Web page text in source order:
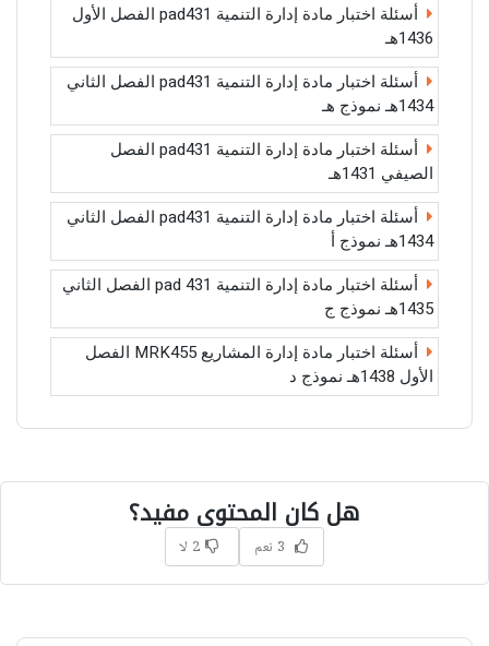
أسئلة اختبار مادة إدارة التنمية pad431 الفصل الأول
1436هـ
أسئلة اختبار مادة إدارة التنمية pad431 الفصل الثاني
1434هـ نموذج هـ
أسئلة اختبار مادة إدارة التنمية pad431 الفصل
الصيفي 1431هـ
أسئلة اختبار مادة إدارة التنمية pad431 الفصل الثاني
1434هـ نموذج أ
أسئلة اختبار مادة إدارة التنمية pad 431 الفصل الثاني
1435هـ نموذج ج
أسئلة اختبار مادة إدارة المشاريع MRK455 الفصل
الأول 1438هـ نموذج د
هل كان المحتوى مفيد؟
3 نعم 2 لا